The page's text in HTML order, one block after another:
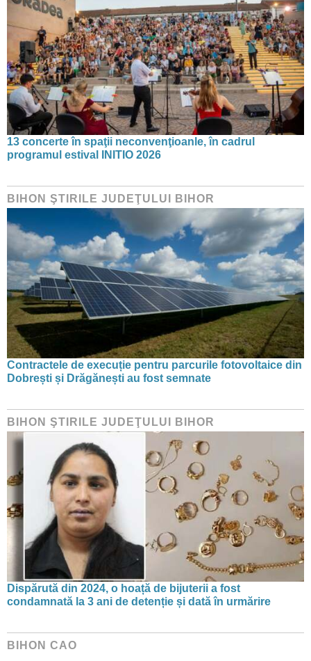
13 concerte în spaţii neconvenţioanle, în cadrul
programul estival INITIO 2026
BIHON ŞTIRILE JUDEŢULUI BIHOR
Contractele de execuție pentru parcurile fotovoltaice din
Dobrești și Drăgănești au fost semnate
BIHON ŞTIRILE JUDEŢULUI BIHOR
Dispărută din 2024, o hoață de bijuterii a fost
condamnată la 3 ani de detenție și dată în urmărire
BIHON CAO